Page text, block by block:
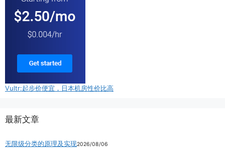
Vultr:起步价便宜，日本机房性价比高
最新文章
无限级分类的原理及实现2026/08/06